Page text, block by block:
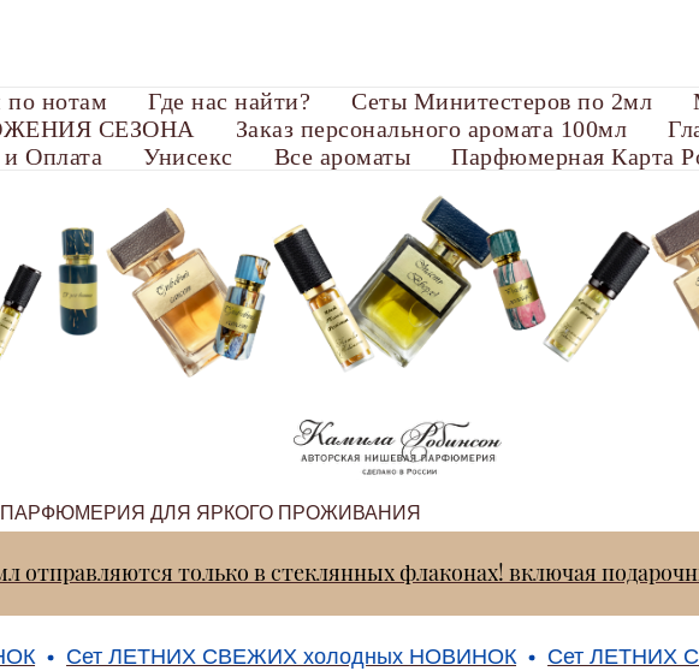
нотам Где нас найти? Сеты Минитестеров по 2мл
СЕЗОНА
Заказ персонального аромата 100мл
и Оплата
Унисекс Все ароматы Парфюмерная Карта
ПАРФЮМЕРИЯ ДЛЯ ЯРКОГО ПРОЖИВАНИЯ
отправляются только в стеклянных флаконах! включая
Сет ЛЕТНИХ СВЕЖИХ холодных НОВИНОК Сет ЛЕТНИХ